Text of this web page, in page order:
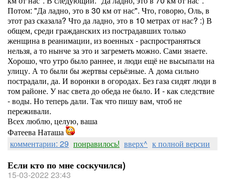
Потом: "Да ладно, это в 30 км от нас". Что, говорю, Оль, в
этот раз сказала? Что да ладно, это в 10 метрах от нас? :) В
общем, среди гражданских из пострадавших только
женщина в реанимации, из военных - распространяться
нельзя, а то нынче за это и загреметь можно. Сами знаете.
Хорошо, что утро было раннее, и люди ещё не высыпали на
улицу. А то были бы жертвы серьёзные. А дома сильно
пострадали, да. И воронки в огородах. Без газа сидят люди в
том районе. У нас света до обеда не было. И - как следствие
- воды. Но теперь дали. Так что пишу вам, чтоб не
переживали.
Всех люблю, целую, ваша
Фатеева Наташа
комментарии: 29 понравилось! вверх^ к полной версии
Если кто по мне соскучился)
15-03-2022 23:43